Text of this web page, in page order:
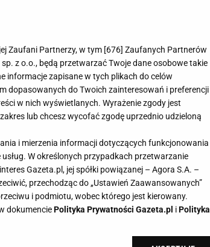
Zaufani Partnerzy, w tym [676] Zaufanych Partnerów
z o.o., będą przetwarzać Twoje dane osobowe takie
informacje zapisane w tych plikach do celów
dopasowanych do Twoich zainteresowań i preferencji
w nich wyświetlanych. Wyrażenie zgody jest
lub chcesz wycofać zgodę uprzednio udzieloną
i mierzenia informacji dotyczących funkcjonowania
W określonych przypadkach przetwarzanie
Gazeta.pl, jej spółki powiązanej – Agora S.A. –
przechodząc do „Ustawień Zaawansowanych”
i podmiotu, wobec którego jest kierowany.
dokumenciePolityka Prywatności Gazeta.pl iPolityka